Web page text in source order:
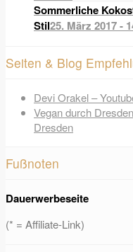
Sommerliche
Stil25. März 2017 -
Seiten & Blog
Devi Orakel –
Vegan durch
Dresden
Fußnoten
Dauerwerbeseite
(* = Affiliate-Link)